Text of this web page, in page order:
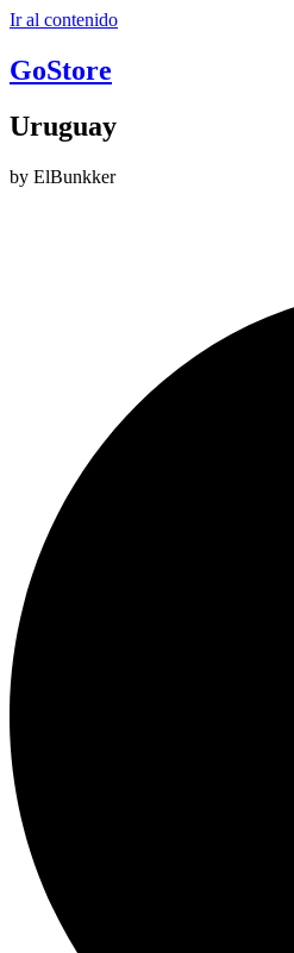
Ir al contenido
GoStore
Uruguay
by ElBunkker